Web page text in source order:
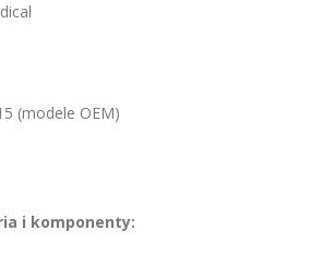
(modele OEM)
i komponenty: